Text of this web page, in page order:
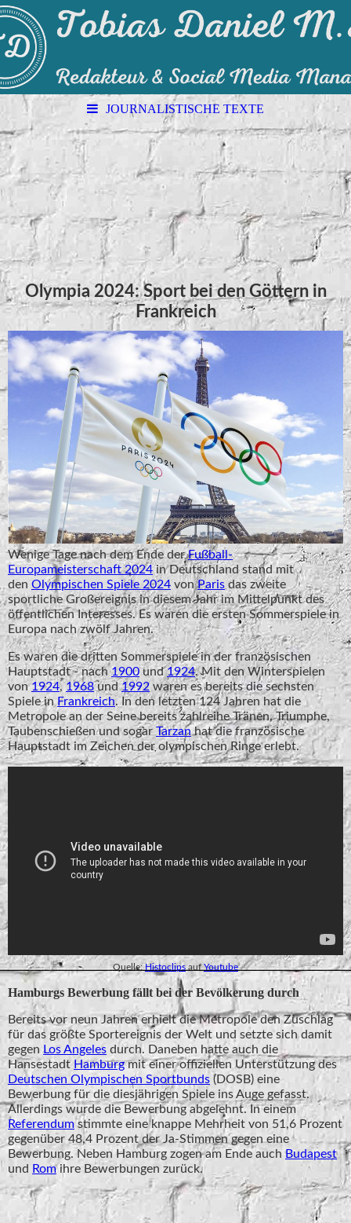
JOURNALISTISCHE TEXTE
Olympia 2024: Sport bei den Göttern in
Frankreich
Wenige Tage nach dem Ende derFußball-
Europameisterschaft 2024in Deutschland stand mit
den Olympischen Spiele 2024 vonParisdas zweite
sportliche Großereignis in diesem Jahr im Mittelpunkt des
öffentlichen Interesses. Es waren die ersten Sommerspiele in
Europa nach zwölf Jahren.
Es waren die dritten Sommerspiele in der französischen
Hauptstadt - nach1900und1924. Mit den Winterspielen
von1924,1968und1992waren es bereits die sechsten
Spiele inFrankreich. In den letzten 124 Jahren hat die
Metropole an der Seine bereits zahlreihe Tränen, Triumphe,
Taubenschießen und sogarTarzanhat die französische
Hauptstadt im Zeichen der olympischen Ringe erlebt.
Quelle:HistoclipsaufYoutube
Hamburgs Bewerbung fällt bei der Bevölkerung durch
Bereits vor neun Jahren erhielt die Metropole den Zuschlag
für das größte Sportereignis der Welt und setzte sich damit
gegenLos Angeles durch. Daneben hatte auch die
Hansestadt Hamburgmit einer offiziellen Unterstützung des
Deutschen Olympischen Sportbunds (DOSB) eine
Bewerbung für die diesjährigen Spiele ins Auge gefasst.
Allerdings wurde die Bewerbung abgelehnt. In einem
Referendumstimmte eine knappe Mehrheit von 51,6 Prozent
gegenüber 48,4 Prozent der Ja-Stimmen gegen eine
Bewerbung. Neben Hamburg zogen am Ende auchBudapest
und Romihre Bewerbungen zurück.